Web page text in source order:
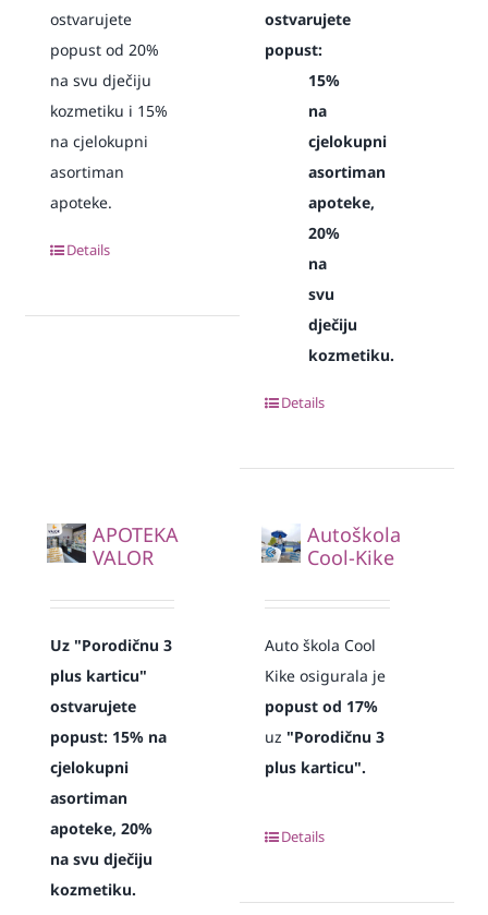
ostvarujete
popust od 20%
na svu dječiju
kozmetiku i 15%
na cjelokupni
asortiman
apoteke.
Details
ostvarujete
popust:
15%
na
cjelokupni
asortiman
apoteke,
20%
na
svu
dječiju
kozmetiku.
Details
APOTEKA
VALOR
Uz "Porodičnu 3
plus karticu"
ostvarujete
popust: 15% na
cjelokupni
asortiman
apoteke, 20%
na svu dječiju
kozmetiku.
Autoškola
Cool-Kike
Auto škola Cool
Kike osigurala je
popust od 17%
uz"Porodičnu 3
plus karticu".
Details